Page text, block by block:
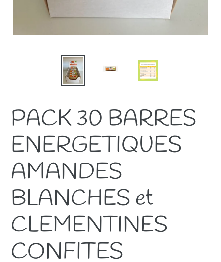
PACK 30 BARRES
ENERGETIQUES
AMANDES
BLANCHES et
CLEMENTINES
CONFITES